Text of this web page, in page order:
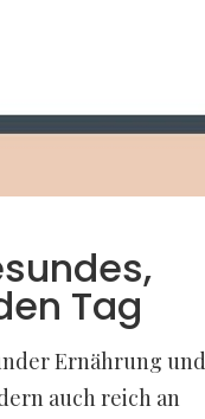
Tag
Ernährung und
auch reich an